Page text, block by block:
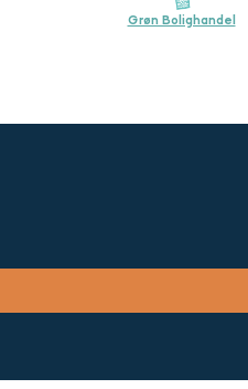
Grøn Bolighandel